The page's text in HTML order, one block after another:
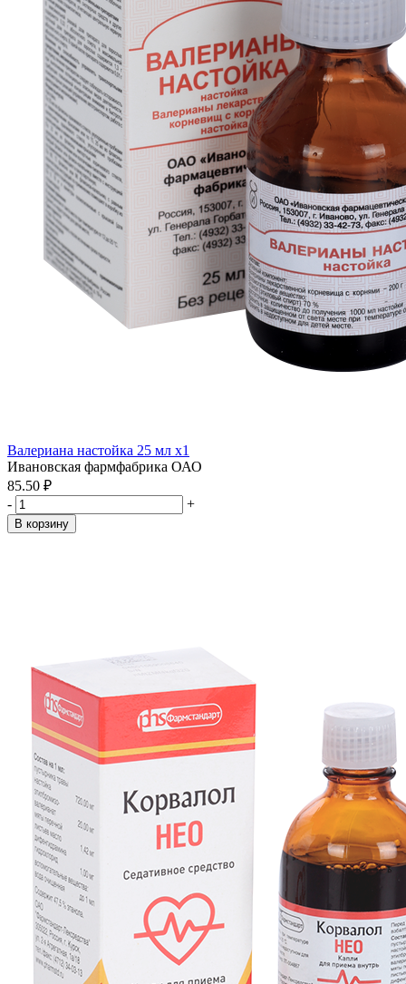
Валериана настойка 25 мл x1
Ивановская фармфабрика ОАО
85.50 ₽
-
+
В корзину